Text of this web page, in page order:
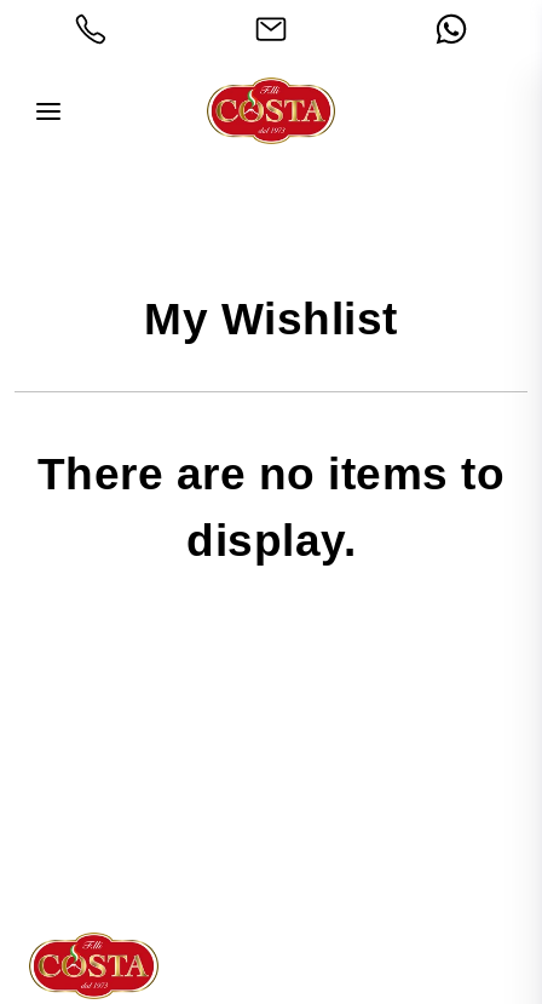
My Wishlist
There are no items to
display.